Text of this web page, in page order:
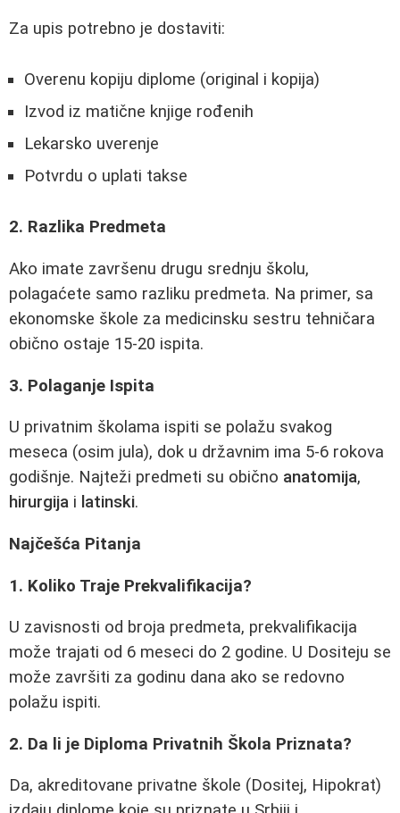
Za upis potrebno je dostaviti:
Overenu kopiju diplome (original i kopija)
Izvod iz matične knjige rođenih
Lekarsko uverenje
Potvrdu o uplati takse
2. Razlika Predmeta
Ako imate završenu drugu srednju školu,
polagaćete samo razliku predmeta. Na primer, sa
ekonomske škole za medicinsku sestru tehničara
obično ostaje 15-20 ispita.
3. Polaganje Ispita
U privatnim školama ispiti se polažu svakog
meseca (osim jula), dok u državnim ima 5-6 rokova
godišnje. Najteži predmeti su obično anatomija,
hirurgija i latinski.
Najčešća Pitanja
1. Koliko Traje Prekvalifikacija?
U zavisnosti od broja predmeta, prekvalifikacija
može trajati od 6 meseci do 2 godine. U Dositeju se
može završiti za godinu dana ako se redovno
polažu ispiti.
2. Da li je Diploma Privatnih Škola Priznata?
Da, akreditovane privatne škole (Dositej, Hipokrat)